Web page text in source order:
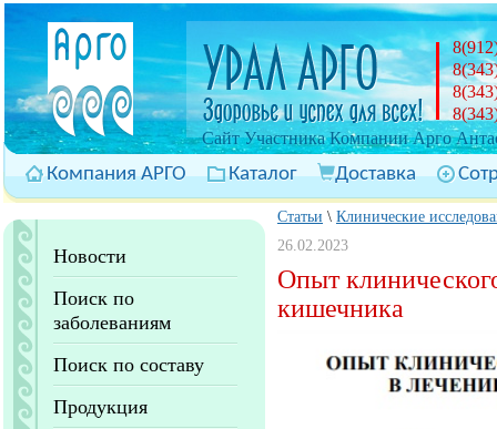
Cайт Участника Компании Арго
Компания АРГО Каталог Доставка
Новости
Поиск по
заболеваниям
Поиск по составу
Продукция
Статьи \ Клинические
26.02.2023
Опыт
кишечника